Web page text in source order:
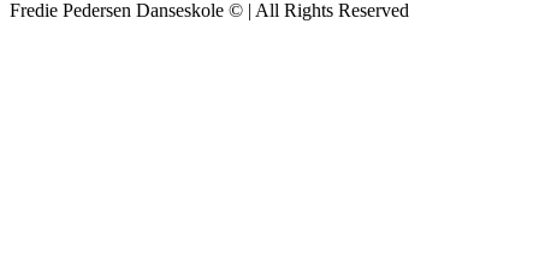
Fredie Pedersen Danseskole © | All Rights Reserved